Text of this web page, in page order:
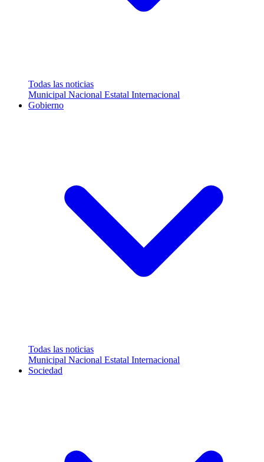
Todas las noticias
Municipal Nacional Estatal Internacional
Gobierno
Todas las noticias
Municipal Nacional Estatal Internacional
Sociedad